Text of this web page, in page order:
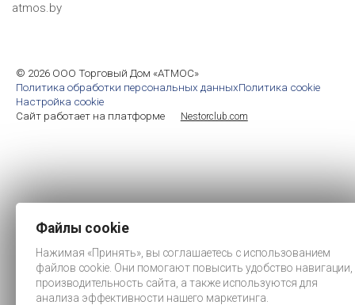
atmos.by
© 2026 ООО Торговый Дом «АТМОС»
Политика обработки персональных данныхПолитика cookie
Настройка cookie
Сайт работает на платформе
Nestorclub.com
Файлы cookie
Нажимая «Принять», вы соглашаетесь с использованием
файлов cookie. Они помогают повысить удобство навигации,
производительность сайта, а также используются для
анализа эффективности нашего маркетинга.